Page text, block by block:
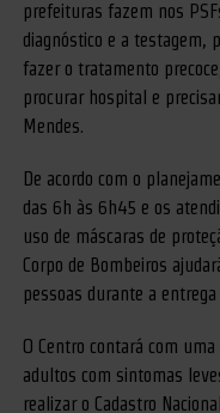
prefeituras fazem nos
diagnóstico e a testagem,
fazer o tratamento
procurar hospital e
Mendes.
De acordo com o
das 6h às 6h45 e os
uso de máscaras de
Corpo de Bombeiros
pessoas durante a
O Centro contará com
adultos com sintomas
realizar o Cadastro